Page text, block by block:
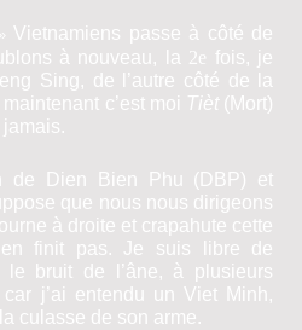
Vietnamiens passe à côté de
à nouveau, la
2e fois, je
Sing, de l’autre côté de la
c’est moi Tièt (Mort)
de Dien Bien Phu (DBP) et
que nous nous dirigeons
à droite et crapahute cette
finit pas. Je suis libre de
bruit de l’âne, à plusieurs
j’ai entendu un Viet Minh,
culasse de son arme.